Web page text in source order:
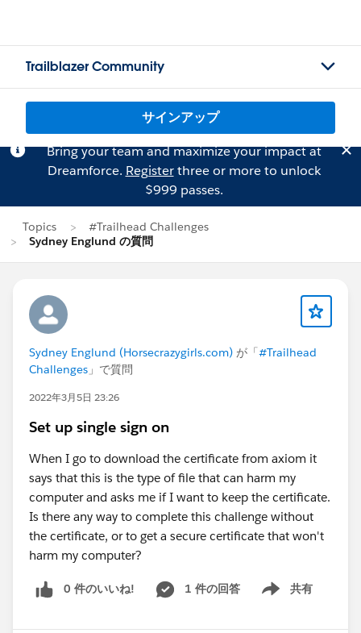
Trailblazer Community
サインアップ
Bring your team and maximize your impact at
Dreamforce. Registerthree or more to unlock
$999 passes.
Topics
#Trailhead Challenges
Sydney Englund の質問
Sydney Englund (Horsecrazygirls.com) が「#Trailhead
Challenges 」で質問
2022年3月5日 23:26
Set up single sign on
When I go to download the certificate from axiom it
says that this is the type of file that can harm my
computer and asks me if I want to keep the certificate.
Is there any way to complete this challenge without
the certificate, or to get a secure certificate that won't
harm my computer?
0 件のいいね! 1 件の回答 共有
Show menu